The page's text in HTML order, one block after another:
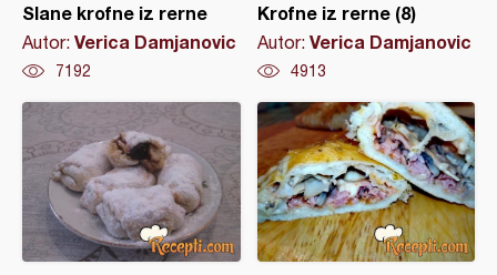
Slane krofne iz rerne
Autor: Verica Damjanovic
7192
Krofne iz rerne (8)
Autor: Verica Damjanovic
4913